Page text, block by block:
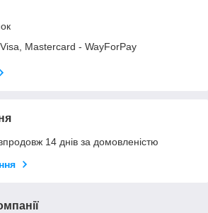
Mastercard - WayForPay
14 днів за домовленістю